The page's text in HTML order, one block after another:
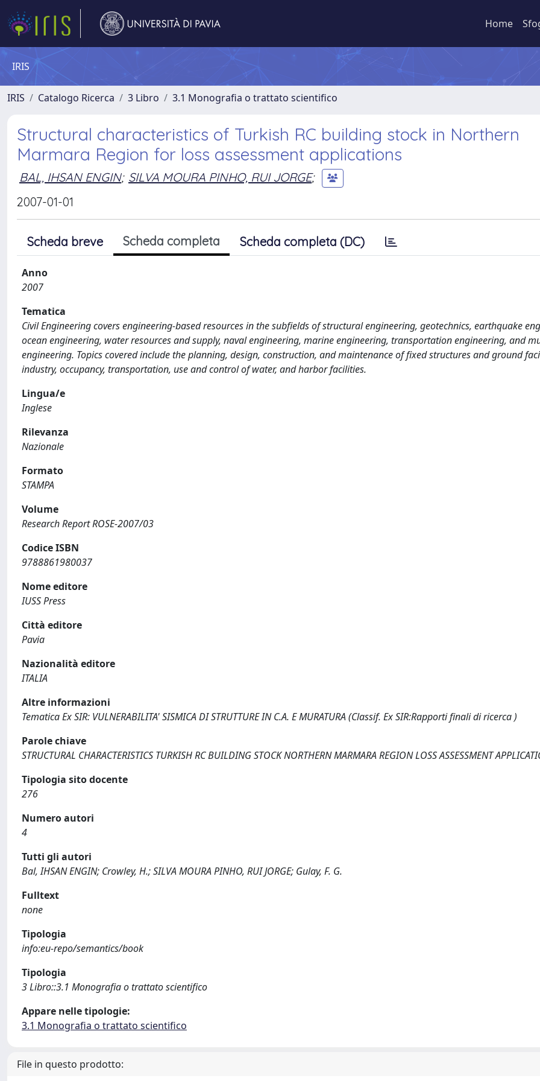
Home
IRIS
IRIS Catalogo Ricerca 3 Libro 3.1 Monografia o trattato scientifico
Structural characteristics of Turkish RC building stock in Northern
Marmara Region for loss assessment applications
BAL, IHSAN ENGIN; SILVA MOURA PINHO, RUI JORGE;
2007-01-01
Scheda breve Scheda completa Scheda completa (DC)
Anno
2007
Tematica
Civil Engineering covers engineering-based resources in the subfields of structural engineering, geotechnics, earthquake
ocean engineering, water resources and supply, naval engineering, marine engineering, transportation engineering, and
engineering. Topics covered include the planning, design, construction, and maintenance of fixed structures and ground
industry, occupancy, transportation, use and control of water, and harbor facilities.
Lingua/e
Inglese
Rilevanza
Nazionale
Formato
STAMPA
Volume
Research Report ROSE-2007/03
Codice ISBN
9788861980037
Nome editore
IUSS Press
Città editore
Pavia
Nazionalità editore
ITALIA
Altre informazioni
Tematica Ex SIR: VULNERABILITA' SISMICA DI STRUTTURE IN C.A. E MURATURA (Classif. Ex SIR:Rapporti finali di ricerca )
Parole chiave
STRUCTURAL CHARACTERISTICS TURKISH RC BUILDING STOCK NORTHERN MARMARA REGION LOSS ASSESSMENT
Tipologia sito docente
276
Numero autori
4
Tutti gli autori
Bal, IHSAN ENGIN; Crowley, H.; SILVA MOURA PINHO, RUI JORGE; Gulay, F. G.
Fulltext
none
Tipologia
info:eu-repo/semantics/book
Tipologia
3 Libro::3.1 Monografia o trattato scientifico
Appare nelle tipologie:
3.1 Monografia o trattato scientifico
File in questo prodotto: